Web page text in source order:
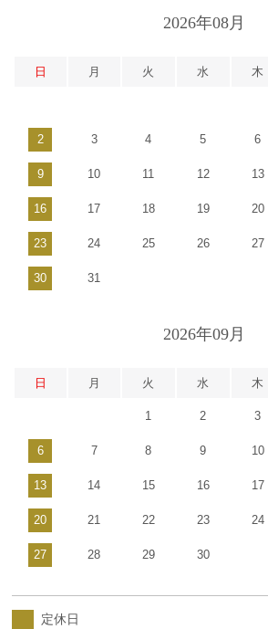
2026年08月
日 月 火 水 木
2 3 4 5 6
9 10 11 12 13
16 17 18 19 20
23 24 25 26 27
30 31
2026年09月
日 月 火 水 木
1 2 3
6 7 8 9 10
13 14 15 16 17
20 21 22 23 24
27 28 29 30
定休日